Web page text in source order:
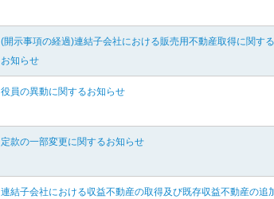
(開示事項の経過)連結子会社における販売用不動産取得に関する
お知らせ
役員の異動に関するお知らせ
定款の一部変更に関するお知らせ
連結子会社における収益不動産の取得及び既存収益不動産の追